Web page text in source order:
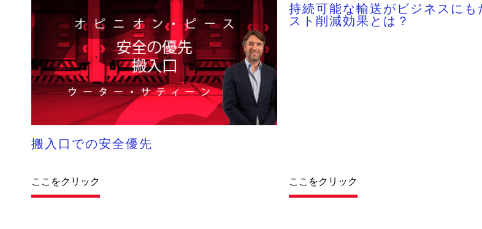
搬入口での安全優先
ここをクリック
持続可能な輸送がビジネスにも
スト削減効果とは？
ここをクリック